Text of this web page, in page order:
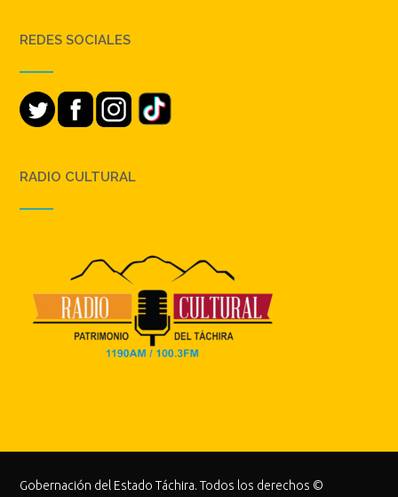
REDES SOCIALES
RADIO CULTURAL
Gobernación del Estado Táchira. Todos los derechos ©